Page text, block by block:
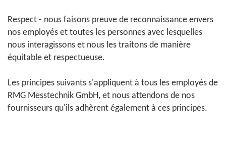
Respect - nous faisons preuve de reconnaissance envers
nos employés et toutes les personnes avec lesquelles
nous interagissons et nous les traitons de manière
équitable et respectueuse.
Les principes suivants s'appliquent à tous les employés de
RMG Messtechnik GmbH, et nous attendons de nos
fournisseurs qu'ils adhèrent également à ces principes.